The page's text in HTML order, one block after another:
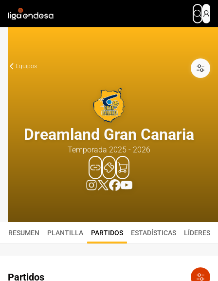
Equipos
Dreamland Gran Canaria
Temporada 2025 - 2026
RESUMEN PLANTILLA PARTIDOS ESTADÍSTICAS LÍDERES
Partidos